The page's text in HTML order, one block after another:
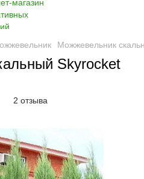
Можжевельник
Skyrocket
2 отзыва